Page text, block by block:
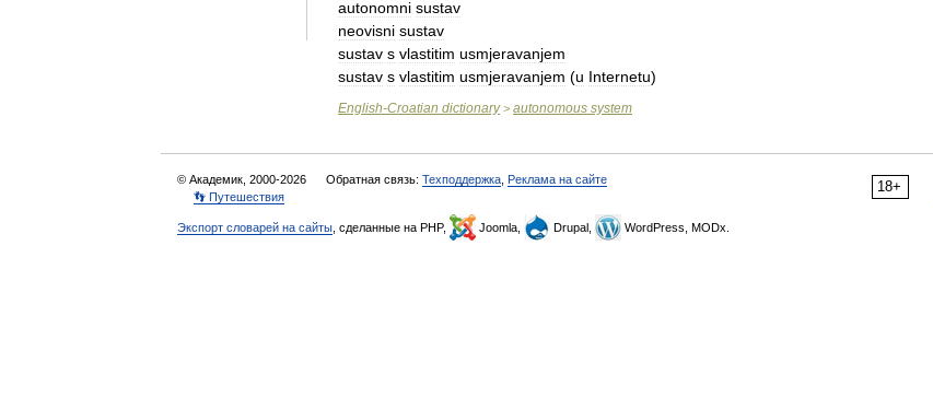
autonomni sustav
neovisni sustav
sustav s vlastitim usmjeravanjem
sustav s vlastitim usmjeravanjem (u Internetu)
English-Croatian dictionary> autonomous system
18+
© Академик, 2000-2026 Обратная связь: Техподдержка Реклама на сайте
👣 Путешествия
Экспорт словарей на сайты , сделанные на PHP, Joomla, Drupal, WordPress, MODx.